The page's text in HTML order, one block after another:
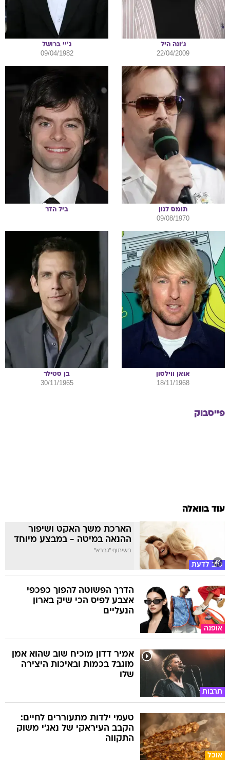
ג'ונה היל
22/04/2009
ג'יי ברושל
09/04/1982
תומס לנון
09/08/1970
ביל הדר
אואן ווילסון
18/11/1968
בן סטילר
30/11/1965
פייסבוק
עוד בוואלה
טוב לדעת
הארכת משך האקט ושיפור
ההנאה במיטה - במבצע מיוחד
בשיתוף "גברא"
אופנה
הדרך הפשוטה להפוך כפכפי
אצבע לפיס הכי שיק בארון
הנעליים
תרבות
אמיר דדון מוכיח שוב שהוא אמן
מוגבל בכמות ובאיכות היצירה
שלו
אוכל
טעמי ילדות מתעוררים לחיים:
הקבב העיראקי של נאג׳י משוק
התקווה